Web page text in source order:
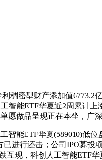
密型财产添加值6773.2
能ETF华夏近2周累计
做品呈现正在本坐，广
ETF华夏(589010)低位
进行还击；公司IPO募投
现，科创人工智能ETF